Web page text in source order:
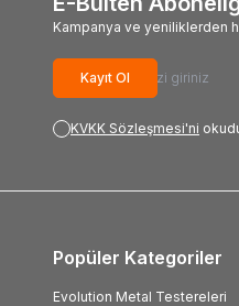
Kampanya ve yeniliklerden
Kayıt Ol
KVKK Sözleşmesi'ni
Popüler Kategoriler
Evolution Metal Testereleri